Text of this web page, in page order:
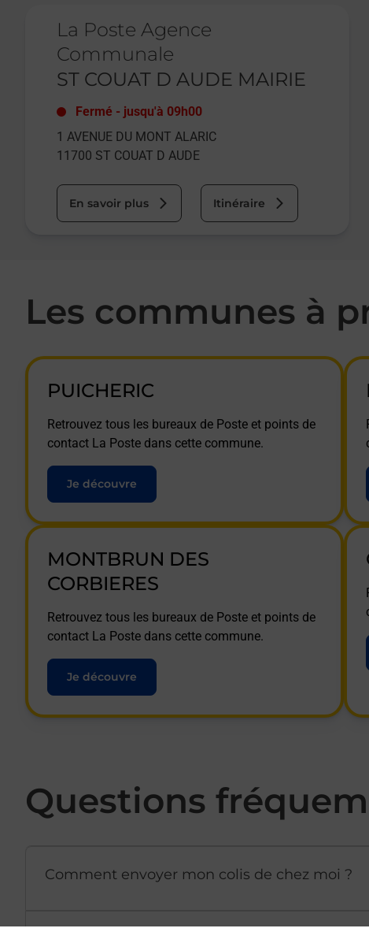
La Poste Agence
Communale
ST COUAT D AUDE MAIRIE
Fermé - jusqu'à 09h00
1 AVENUE DU MONT ALARIC
11700 ST COUAT D AUDE
En savoir plus Itinéraire
Les communes à
PUICHERIC
Retrouvez tous les bureaux de Poste et points de
contact La Poste dans cette commune.
Je découvre
MONTBRUN DES
CORBIERES
Retrouvez tous les bureaux de Poste et points de
contact La Poste dans cette commune.
Je découvre
Questions
Comment envoyer mon colis de chez moi ?